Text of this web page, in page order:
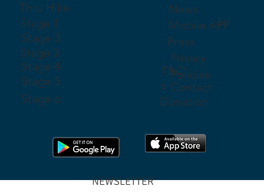
Thru Hike
Stage 1
Stage 3
Stage 3
Stage 4
Stage 5
Stage 6
News
Mobile APP
Privacy
Policies
T&C'
s
Press
Contact
Donation
NEWSLETTER